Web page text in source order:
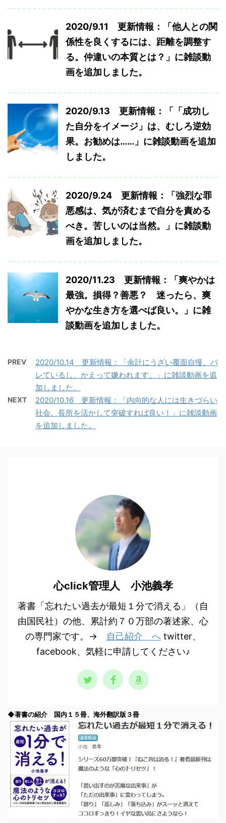
2020/9.11 更新情報：「他人との関
係性を良くするには、距離を調整す
る。仲違いの本質とは？」に雑談動
画を追加しました。
2020/9.13 更新情報：「「成功し
た自分をイメージ」は、むしろ逆効
果。お勧めは……」に雑談動画を追加
しました。
2020/9.24 更新情報：「強烈な罪
悪感は、気が済むまで自分を責める
べき。苦しいのは当然。」に雑談動
画を追加しました。
2020/11.23 更新情報：「爽やかは
最強。損得？善悪？ 迷ったら、爽
やかな生き方を選べば良い。」に雑
談動画を追加しました。
PREV
2020/10.14 更新情報：「余計にうざい覆面自慢、バ
レているし、かえって嫌われます。」に雑談動画を追
加しました。
NEXT
2020/10.16 更新情報：「内向的な人には生きづらい
社会、長所を活かして突破すれば良い！」に雑談動画
を追加しました。
心click管理人 小池義孝
著書「忘れたい過去が最短１分で消える」（自
由国民社）の他、累計約７０万部の著述家、心
の専門家です。→
自己紹介 へtwitter、
facebook、気軽に申請してください♪
◆著書の紹介 国内１５冊、海外翻訳版３冊